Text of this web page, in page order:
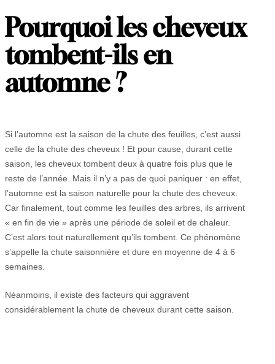
Pourquoi les cheveux
tombent-ils en
automne ?
Si l’automne est la saison de la chute des feuilles, c’est aussi
celle de la chute des cheveux ! Et pour cause, durant cette
saison, les cheveux tombent deux à quatre fois plus que le
reste de l’année. Mais il n’y a pas de quoi paniquer : en effet,
l’automne est la saison naturelle pour la chute des cheveux.
Car finalement, tout comme les feuilles des arbres, ils arrivent
« en fin de vie » après une période de soleil et de chaleur.
C’est alors tout naturellement qu’ils tombent. Ce phénomène
s’appelle la chute saisonnière et dure en moyenne de 4 à 6
semaines.
Néanmoins, il existe des facteurs qui aggravent
considérablement la chute de cheveux durant cette saison.